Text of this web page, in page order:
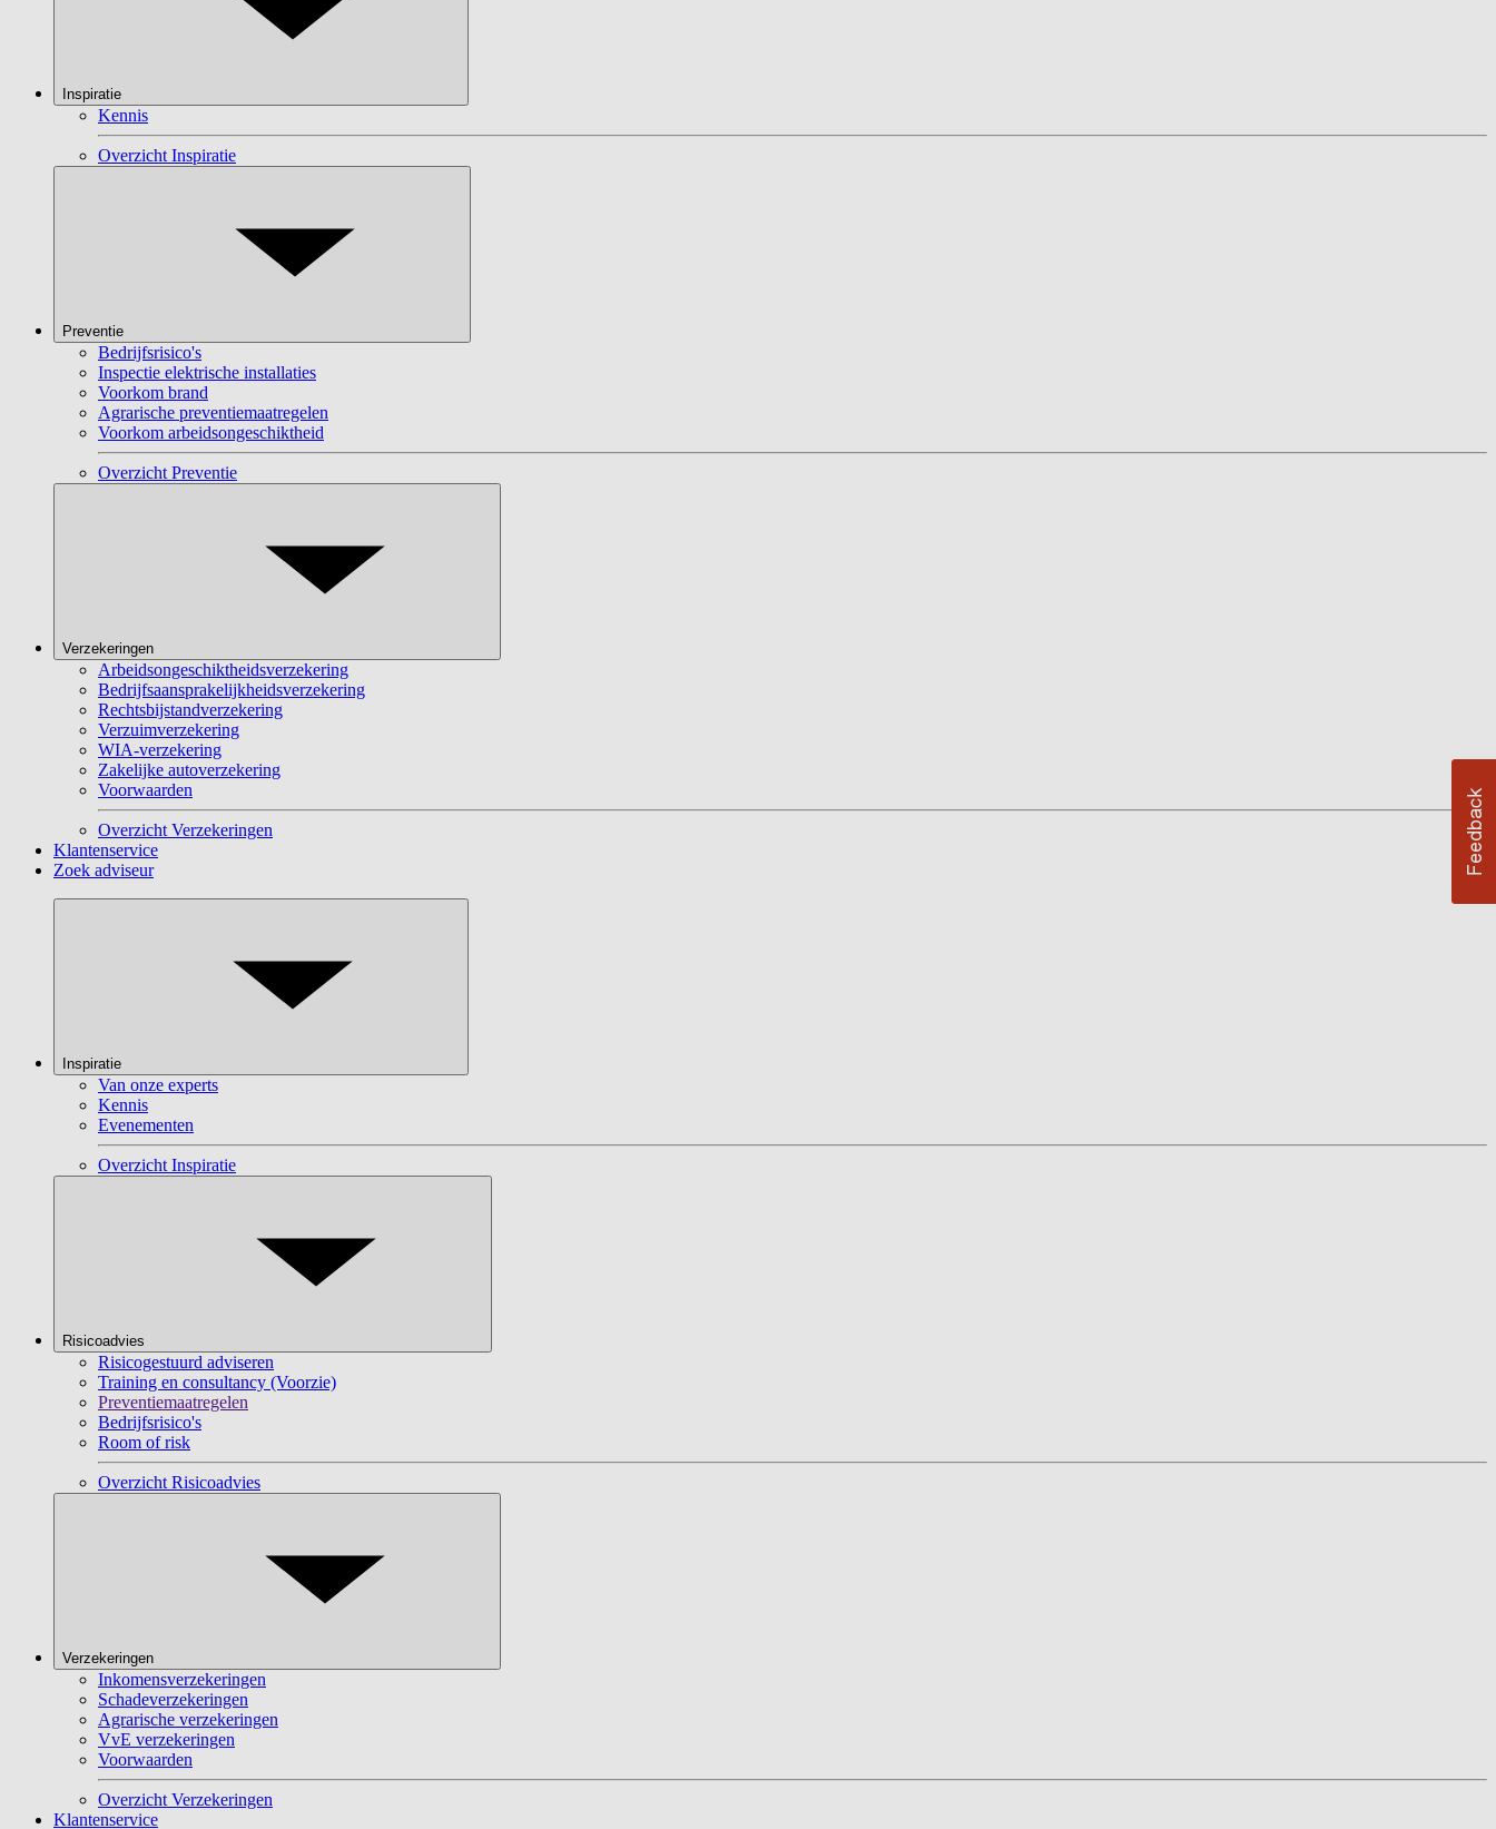
Inspiratie
Kennis
Overzicht Inspiratie
Preventie
Bedrijfsrisico's
Inspectie elektrische installaties
Voorkom brand
Agrarische preventiemaatregelen
Voorkom arbeidsongeschiktheid
Overzicht Preventie
Verzekeringen
Arbeidsongeschiktheidsverzekering
Bedrijfsaansprakelijkheidsverzekering
Rechtsbijstandverzekering
Verzuimverzekering
WIA-verzekering
Zakelijke autoverzekering
Voorwaarden
Overzicht Verzekeringen
Klantenservice
Zoek adviseur
Inspiratie
Van onze experts
Kennis
Evenementen
Overzicht Inspiratie
Risicoadvies
Risicogestuurd adviseren
Training en consultancy (Voorzie)
Preventiemaatregelen
Bedrijfsrisico's
Room of risk
Overzicht Risicoadvies
Verzekeringen
Inkomensverzekeringen
Schadeverzekeringen
Agrarische verzekeringen
VvE verzekeringen
Voorwaarden
Overzicht Verzekeringen
Klantenservice